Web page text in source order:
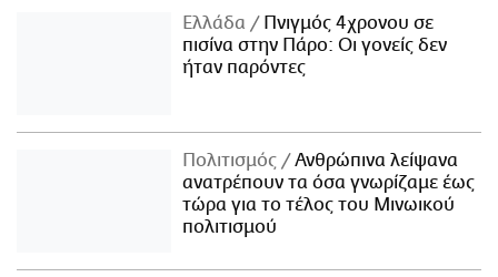
Ελλάδα
Πνιγμός 4χρονου σε
πισίνα στην Πάρο: Οι γονείς δεν
ήταν παρόντες
Πολιτισμός
Ανθρώπινα λείψανα
ανατρέπουν τα όσα γνωρίζαμε έως
τώρα για το τέλος του Μινωικού
πολιτισμού